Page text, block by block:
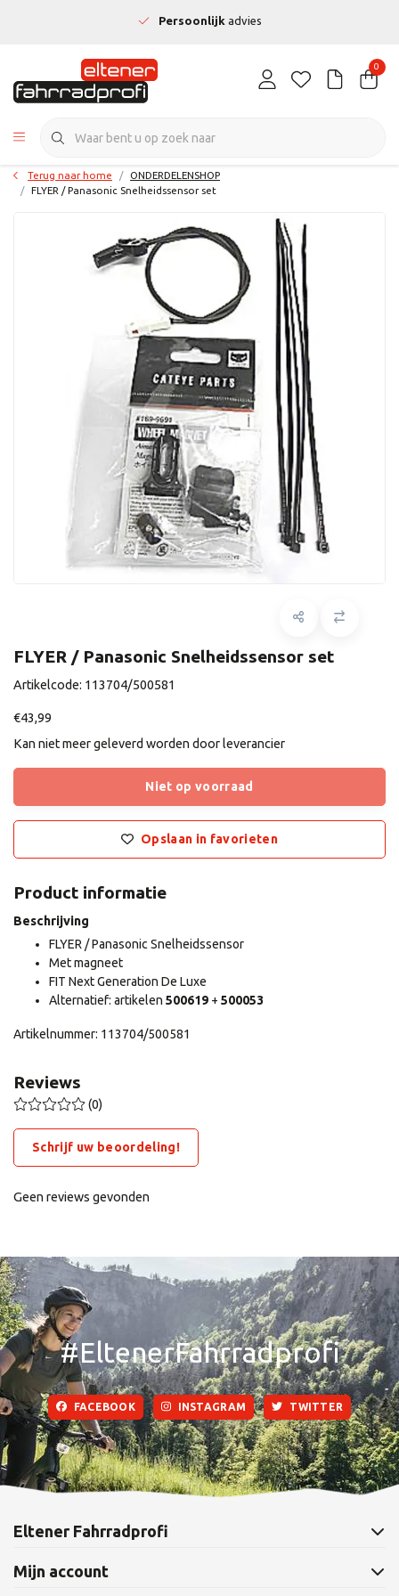
Persoonlijkadvies
0
Terug naar home
ONDERDELENSHOP
FLYER / Panasonic Snelheidssensor set
FLYER / Panasonic Snelheidssensor set
Artikelcode: 113704/500581
€43,99
Kan niet meer geleverd worden door leverancier
Niet op voorraad
Opslaan in favorieten
Product informatie
Beschrijving
FLYER / Panasonic Snelheidssensor
Met magneet
FIT Next Generation De Luxe
Alternatief: artikelen 500619 + 500053
Artikelnummer: 113704/500581
Reviews
(0)
Schrijf uw beoordeling!
Geen reviews gevonden
#EltenerFahrradprofi
FACEBOOK INSTAGRAM TWITTER
Eltener Fahrradprofi
Mijn account